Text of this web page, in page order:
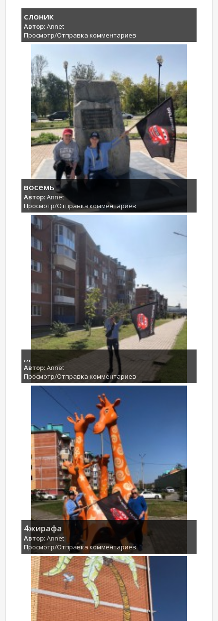
слоник
Автор:Annet
Просмотр/Отправка комментариев
восемь
Автор:Annet
Просмотр/Отправка комментариев
,,,
Автор:Annet
Просмотр/Отправка комментариев
4жирафа
Автор:Annet
Просмотр/Отправка комментариев